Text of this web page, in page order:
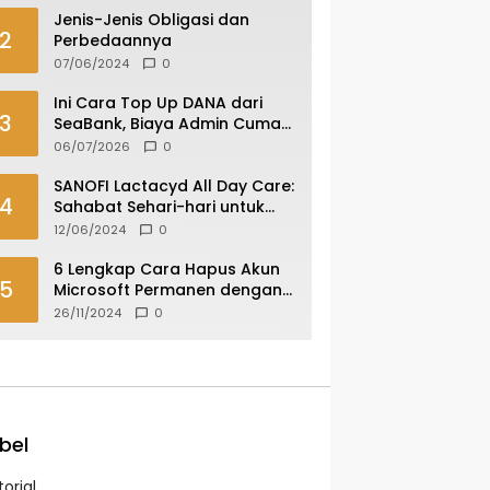
2
Jenis-Jenis Obligasi dan
Perbedaannya
07/06/2024 0
3
Ini Cara Top Up DANA dari
SeaBank, Biaya Admin Cuma
Rp 400
06/07/2026 0
4
SANOFI Lactacyd All Day Care:
Sahabat Sehari-hari untuk
Area Kewanitaanmu
12/06/2024 0
5
6 Lengkap Cara Hapus Akun
Microsoft Permanen dengan
Mudah dan Aman
26/11/2024 0